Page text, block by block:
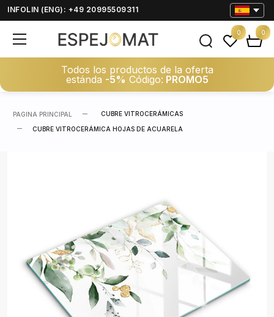
INFOLIN (ENG): +49 20995509311
Todos los productos de la oferta
estánda -5% Código: PROMO5
0 0
PAGINA PRINCIPAL CUBRE VITROCERÁMICAS
CUBRE VITROCERÁMICA HOJAS DE ACUARELA